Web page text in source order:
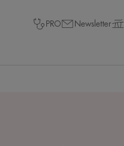
PRO Newsletter